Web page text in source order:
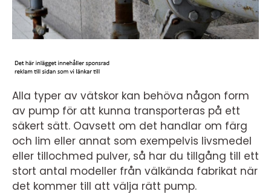
Alla typer av vätskor kan behöva någon form
av pump för att kunna transporteras på ett
säkert sätt. Oavsett om det handlar om färg
och lim eller annat som exempelvis livsmedel
eller tillochmed pulver, så har du tillgång till ett
stort antal modeller från välkända fabrikat när
det kommer till att välja rätt pump.